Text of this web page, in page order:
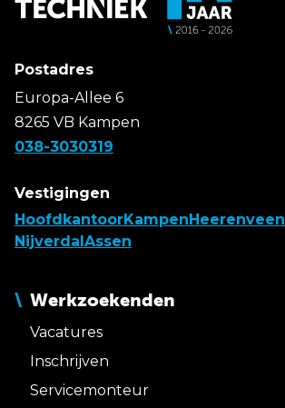
Postadres
Europa-Allee 6
8265 VB Kampen
038-3030319
Vestigingen
HoofdkantoorKampen Heerenveen
Nijverdal Assen
Werkzoekenden
Vacatures
Inschrijven
Servicemonteur